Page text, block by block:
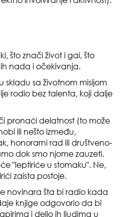
što znači život i gai, što
nada i očekivanja.
sa životnom misijom
rodio bez talenta, koji dalje
pronaći delatnost (to može
ili nešto između,
honorarni rad ili društveno-
dok smo njome zauzeti.
"leptiriće u stomaku". Ne,
zaista postoje.
novinara šta bi radio kada
knjige odgovorio da bi
i delio ih ljudima u